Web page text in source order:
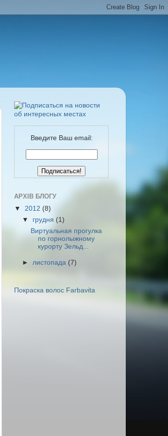
Введите Ваш email:
АРХІВ БЛОГУ
▼ 2012 (8)
▼ грудня (1)
Виртуальная прогулка
по горнолыжному
курорту Зельд...
► листопада (7)
Покраска волос Farbavita